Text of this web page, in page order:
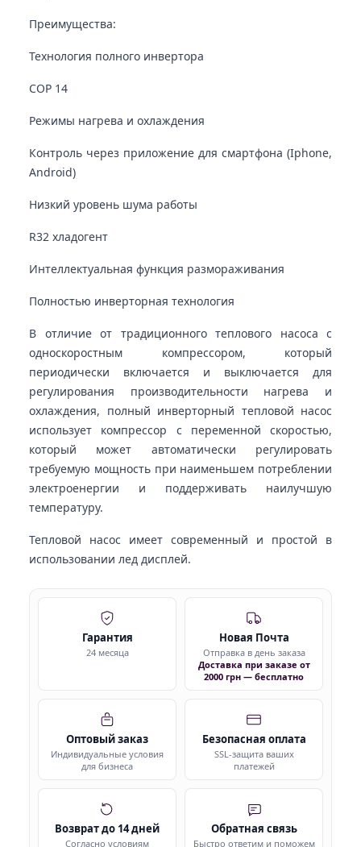
Преимущества:
Технология полного инвертора
COP 14
Режимы нагрева и охлаждения
Контроль через приложение для смартфона (Iphone,
Android)
Низкий уровень шума работы
R32 хладогент
Интеллектуальная функция размораживания
Полностью инверторная технология
В отличие от традиционного теплового насоса с
односкоростным компрессором, который
периодически включается и выключается для
регулирования производительности нагрева и
охлаждения, полный инверторный тепловой насос
использует компрессор с переменной скоростью,
который может автоматически регулировать
требуемую мощность при наименьшем потреблении
электроенергии и поддерживать наилучшую
температуру.
Тепловой насос имеет современный и простой в
использовании лед дисплей.
Гарантия
24 месяца
Новая Почта
Отправка в день заказа
Доставка при заказе от
2000 грн — бесплатно
Оптовый заказ
Индивидуальные условия
для бизнеса
Безопасная оплата
SSL-защита ваших
платежей
Возврат до 14 дней
Согласно условиям
Обратная связь
Быстро ответим и поможем